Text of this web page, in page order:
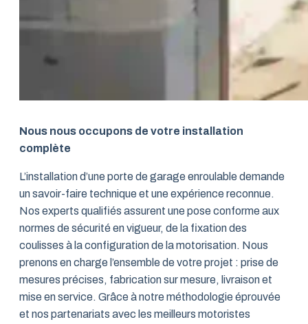
Nous nous occupons de votre installation
complète
L’installation d’une porte de garage enroulable demande
un savoir-faire technique et une expérience reconnue.
Nos experts qualifiés assurent une pose conforme aux
normes de sécurité en vigueur, de la fixation des
coulisses à la configuration de la motorisation. Nous
prenons en charge l’ensemble de votre projet : prise de
mesures précises, fabrication sur mesure, livraison et
mise en service. Grâce à notre méthodologie éprouvée
et nos partenariats avec les meilleurs motoristes